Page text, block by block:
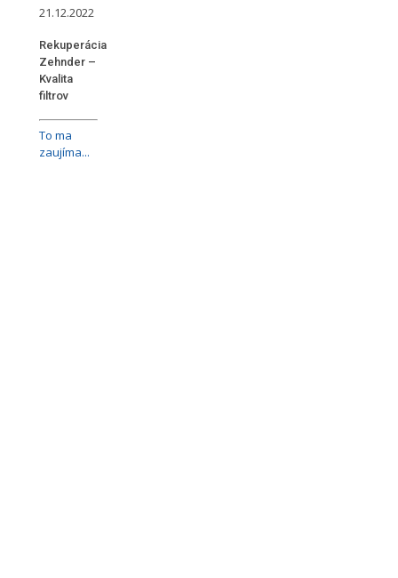
21.12.2022
Rekuperácia
Zehnder –
Kvalita
filtrov
To ma
zaujíma...